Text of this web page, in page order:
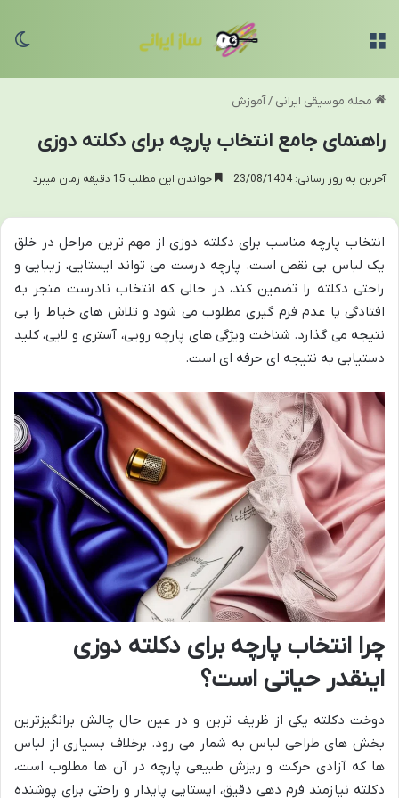
مجله موسیقی ایرانی /آموزش
راهنمای جامع انتخاب پارچه برای دکلته دوزی
آخرین به روز رسانی: 23/08/1404 خواندن این مطلب 15 دقیقه زمان میبرد
انتخاب پارچه مناسب برای دکلته دوزی از مهم ترین مراحل در خلق
یک لباس بی نقص است. پارچه درست می تواند ایستایی، زیبایی و
راحتی دکلته را تضمین کند، در حالی که انتخاب نادرست منجر به
افتادگی یا عدم فرم گیری مطلوب می شود و تلاش های خیاط را بی
نتیجه می گذارد. شناخت ویژگی های پارچه رویی، آستری و لایی، کلید
دستیابی به نتیجه ای حرفه ای است.
چرا انتخاب پارچه برای دکلته دوزی
اینقدر حیاتی است؟
دوخت دکلته یکی از ظریف ترین و در عین حال چالش برانگیزترین
بخش های طراحی لباس به شمار می رود. برخلاف بسیاری از لباس
ها که آزادی حرکت و ریزش طبیعی پارچه در آن ها مطلوب است،
دکلته نیازمند فرم دهی دقیق، ایستایی پایدار و راحتی برای پوشنده